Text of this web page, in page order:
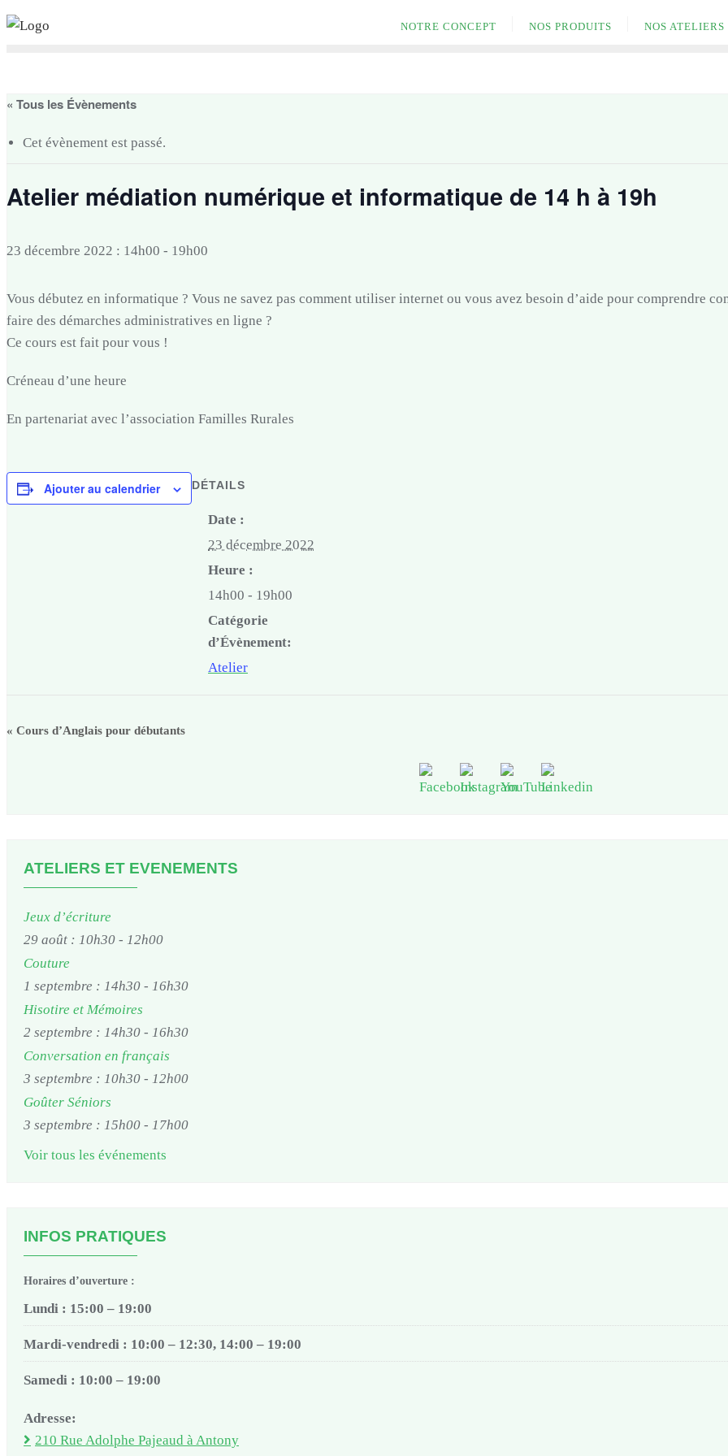
Skip
NOTRE CONCEPT NOS PRODUITS NOS ATELIERS
« Tous les Évènements
Cet évènement est passé.
Atelier médiation numérique et informatique de 14 h à 19h
23 décembre 2022 : 14h00 - 19h00
Vous débutez en informatique ? Vous ne savez pas comment utiliser internet ou vous avez besoin d’aide pour comprendre
faire des démarches administratives en ligne ?
Ce cours est fait pour vous !
Créneau d’une heure
En partenariat avec l’association Familles Rurales
Ajouter au calendrier DÉTAILS
Date :
23 décembre 2022
Heure :
14h00 - 19h00
Catégorie
d’Évènement:
Atelier
« Cours d’Anglais pour débutants
ATELIERS ET EVENEMENTS
Jeux d’écriture
29 août : 10h30 - 12h00
Couture
1 septembre : 14h30 - 16h30
Hisotire et Mémoires
2 septembre : 14h30 - 16h30
Conversation en français
3 septembre : 10h30 - 12h00
Goûter Séniors
3 septembre : 15h00 - 17h00
Voir tous les événements
INFOS PRATIQUES
Horaires d’ouverture :
Lundi : 15:00 – 19:00
Mardi-vendredi : 10:00 – 12:30, 14:00 – 19:00
Samedi : 10:00 – 19:00
Adresse:
210 Rue Adolphe Pajeaud à Antony